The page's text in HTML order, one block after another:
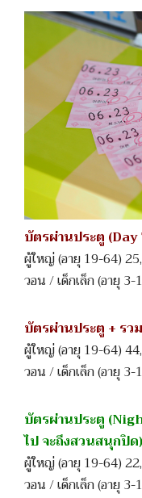
บัตรผ่านประตู
ผู้ใหญ่ (อายุ 19-64)
วอน / เด็กเล็ก (อายุ
บัตรผ่านประตู + รว
ผู้ใหญ่ (อายุ 19-64)
วอน / เด็กเล็ก (อายุ
บัตรผ่านประตู
ไป จะถึงสวนสนุกปิด)
ผู้ใหญ่ (อายุ 19-64)
วอน / เด็กเล็ก (อายุ